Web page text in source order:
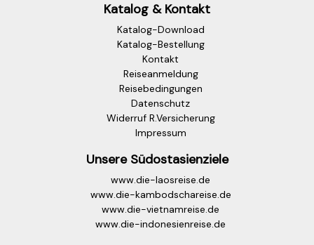
Katalog & Kontakt
Katalog-Download
Katalog-Bestellung
Kontakt
Reiseanmeldung
Reisebedingungen
Datenschutz
Widerruf R.Versicherung
Impressum
Unsere Südostasienziele
www.die-laosreise.de
www.die-kambodschareise.de
www.die-vietnamreise.de
www.die-indonesienreise.de